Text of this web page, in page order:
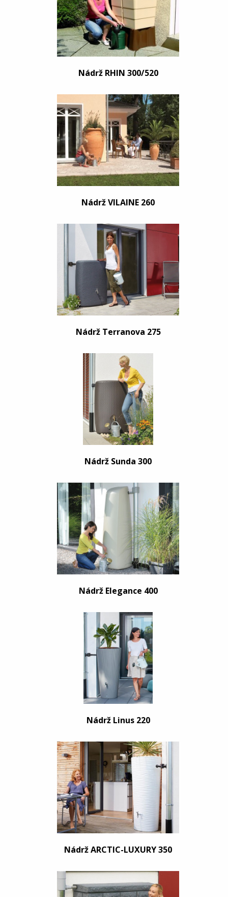
Nádrž RHIN 300/520
Nádrž VILAINE 260
Nádrž Terranova 275
Nádrž Sunda 300
Nádrž Elegance 400
Nádrž Linus 220
Nádrž ARCTIC-LUXURY 350